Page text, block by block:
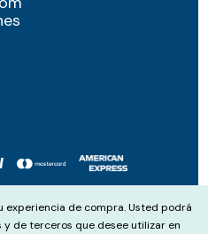
2026
seguros con:
experiencia de compra. Usted podrá
de terceros que desee utilizar en